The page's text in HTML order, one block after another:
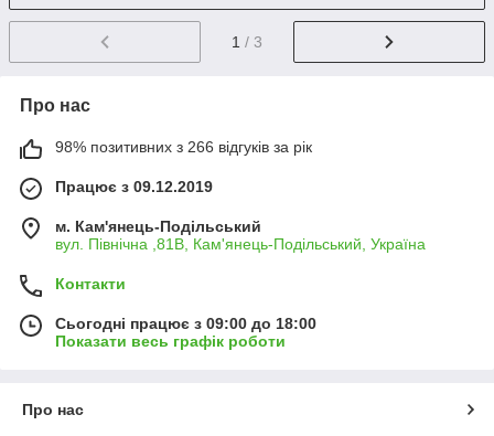
1 / 3
Про нас
98% позитивних з 266 відгуків за рік
Працює з 09.12.2019
м. Кам'янець-Подільський
вул. Північна ,81В, Кам'янець-Подільський, Україна
Контакти
Сьогодні працює з 09:00 до 18:00
Показати весь графік роботи
Про нас